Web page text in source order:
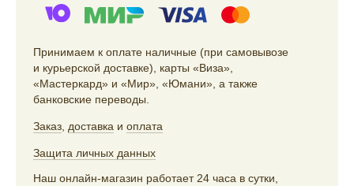
Принимаем к оплате наличные (при самовывозе
и курьерской доставке), карты «Виза»,
«Мастеркард» и «Мир», «Юмани», а также
банковские переводы.
Заказ доставка и оплата
Защита личных данных
Наш онлайн-магазин работает 24 часа в сутки,